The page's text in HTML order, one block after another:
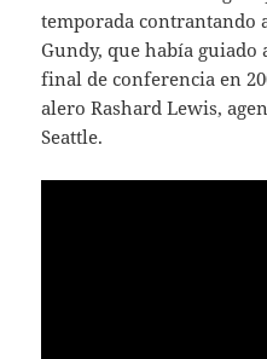
temporada contrantando
Gundy, que había guiado
final de conferencia en
alero Rashard Lewis,
Seattle.